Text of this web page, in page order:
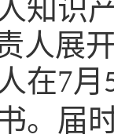
知识
人展
在7月
。届